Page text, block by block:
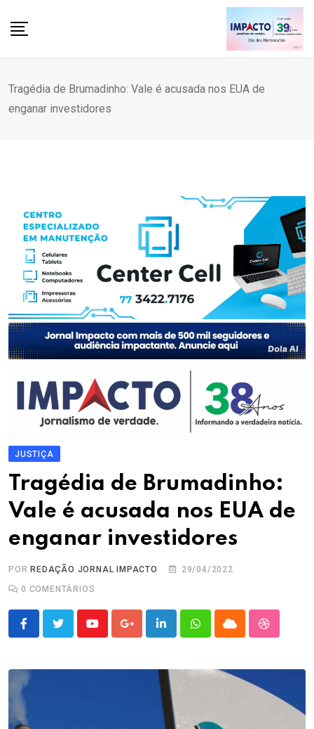
Tragédia de Brumadinho: Vale é acusada nos EUA de
enganar investidores
JUSTIÇA
Tragédia de Brumadinho:
Vale é acusada nos EUA de
enganar investidores
POR REDAÇÃO JORNAL IMPACTO
29/04/2022
0 COMENTÁRIOS
YoutubeGoogle+LinkedInWhatsappCloud